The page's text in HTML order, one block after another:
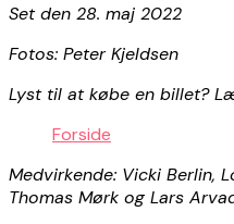
Set den 28. maj 2022
Fotos: Peter Kjeldsen
Lyst til at købe en billet?
Forside
Medvirkende: Vicki Berlin,
Thomas Mørk og Lars